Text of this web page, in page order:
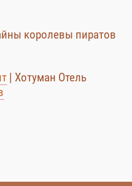
королевы пиратов
| Хотуман Отель